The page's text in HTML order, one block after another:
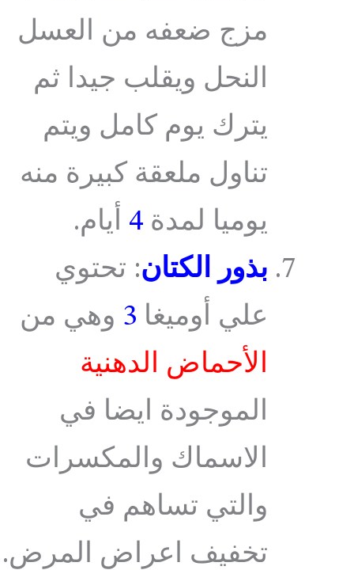
مزج ضعفه من العسل
النحل ويقلب جيدا ثم
يترك يوم كامل ويتم
تناول ملعقة كبيرة منه
يوميا لمدة4 أيام.
بذور الكتان: تحتوي
علي أوميغا 3 وهي من
الأحماض الدهنية
الموجودة ايضا في
الاسماك والمكسرات
والتي تساهم في
تخفيف اعراض المرض.